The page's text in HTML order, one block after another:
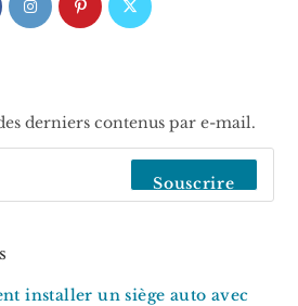
dans
dans
dans
derniers contenus par e-mail.
Souscrire
installer un siège auto avec